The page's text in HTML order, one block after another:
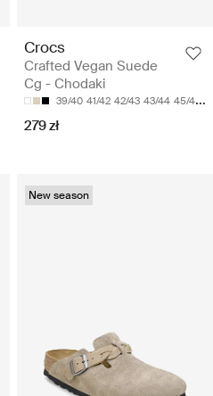
Crocs
Crafted Vegan Suede
Cg - Chodaki
39/40 41/42 42/43 43/44 45/46
279 zł
New season